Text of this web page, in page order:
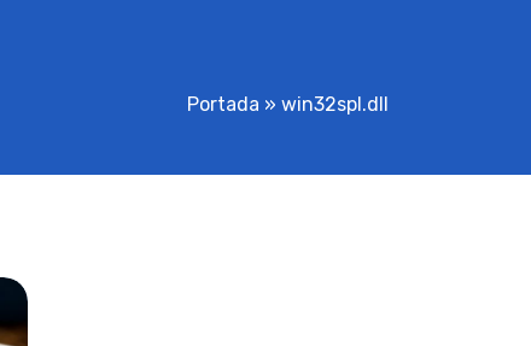
Portada » win32spl.dll